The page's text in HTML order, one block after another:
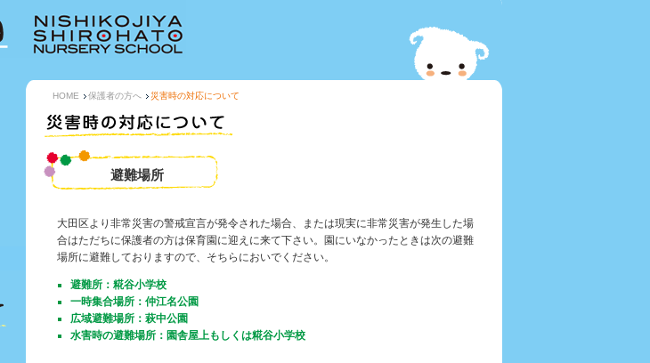
西糀谷しろはと保育園の思い
特色ある保育
年間行事
幼児さんの一日（3～5 歳児）
施設の紹介
保育園の情報公開について
事業計画・第三者評価など
HOME 保護者の方へ 災害時の対応について
避難場所
大田区より非常災害の警戒宣言が発令された場合、または現実に非常災害が発生した場
合はただちに保護者の方は保育園に迎えに来て下さい。園にいなかったときは次の避難
場所に避難しておりますので、そちらにおいでください。
避難所：糀谷小学校
一時集合場所：仲江名公園
広域避難場所：萩中公園
水害時の避難場所：園舎屋上もしくは糀谷小学校